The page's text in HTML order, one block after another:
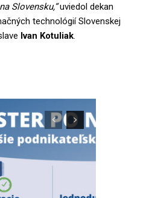
Slovensku,“uviedol dekan
technológií Slovenskej
Ivan Kotuliak.